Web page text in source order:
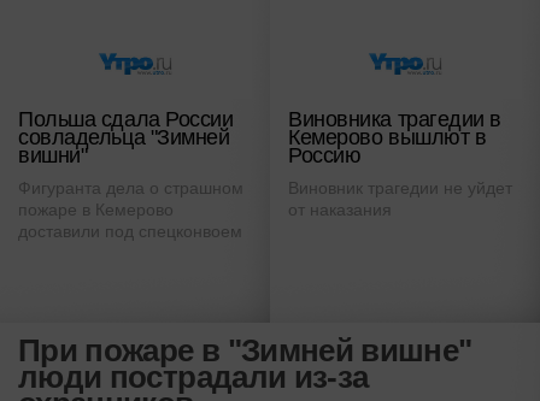
Польша сдала России
совладельца "Зимней
вишни"
Фигуранта дела о страшном
пожаре в Кемерово
доставили под спецконвоем
Виновника трагедии в
Кемерово вышлют в
Россию
Виновник трагедии не уйдет
от наказания
При пожаре в "Зимней вишне"
люди пострадали из-за